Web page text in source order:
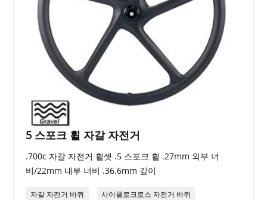
5 스포크 휠 자갈 자전거
.700c 자갈 자전거 휠셋 .5 스포크 휠 .27mm 외부 너
비/22mm 내부 너비 .36.6mm 깊이
자갈 자전거 바퀴 사이클로크로스 자전거 바퀴